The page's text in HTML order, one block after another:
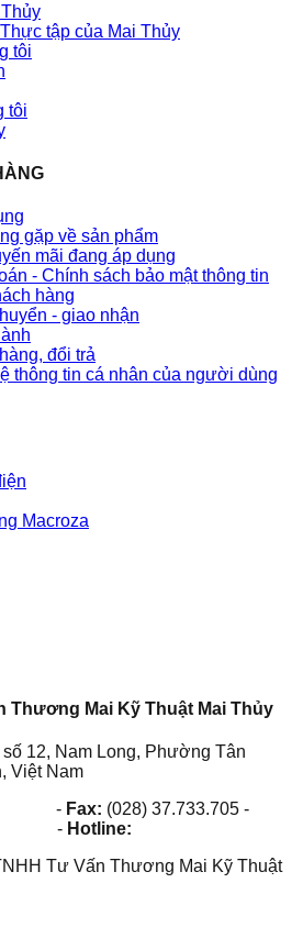
tập của Mai Thủy
tôi
tôi
gặp về sản phẩm
mãi đang áp dụng
- Chính sách bảo mật thông tin
hàng
- giao nhận
đổi trả
thông tin cá nhân của người dùng
Macroza
Thương Mai Kỹ Thuật Mai Thủy
12, Nam Long, Phường Tân
Việt Nam
- Fax: (028) 37.733.705 -
- Hotline:
Tư Vấn Thương Mai Kỹ Thuật